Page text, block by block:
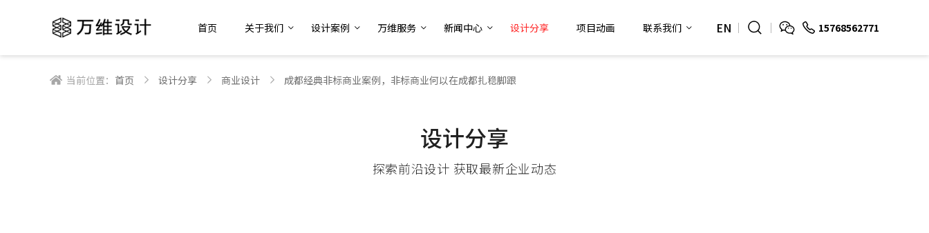
15768562771
EN
首页 关于我们 设计案例 万维服务 新闻中心 设计分享 项目动画 联系我们
当前位置： 首页 设计分享 商业设计 成都经典非标商业案例，非标商业何以在成都扎稳脚跟
设计分享
探索前沿设计 获取最新企业动态